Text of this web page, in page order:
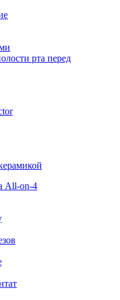
рта перед
All‑on‑4